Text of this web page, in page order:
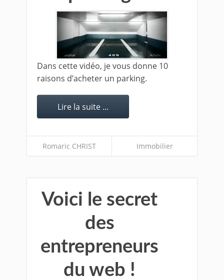
Dans cette vidéo, je vous donne 10
raisons d’acheter un parking.
Lire la suite ...
Romaric CHRIST Immobilier
Voici le secret
des
entrepreneurs
du web !